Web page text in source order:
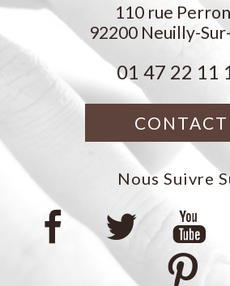
110 rue
92200 Neuilly-
01 47 22 11
CONTACT
Nous Suivre